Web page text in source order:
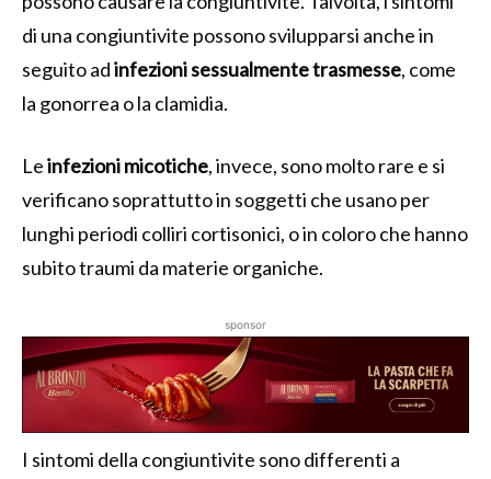
di una congiuntivite possono svilupparsi anche in
seguito adinfezioni sessualmente trasmesse, come
la gonorrea o la clamidia.
Leinfezioni micotiche, invece, sono molto rare e si
verificano soprattutto in soggetti che usano per
lunghi periodi colliri cortisonici, o in coloro che hanno
subito traumi da materie organiche.
sponsor
I sintomi della congiuntivite sono differenti a